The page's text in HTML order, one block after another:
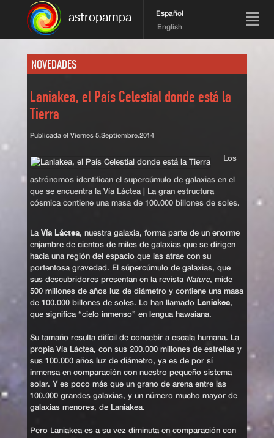
astropampa
Español
English
NOVEDADES
Laniakea, el País Celestial donde está la
Tierra
Publicada el Viernes 5.Septiembre.2014
Los
astrónomos identifican el supercúmulo de galaxias en el
que se encuentra la Vía Láctea | La gran estructura
cósmica contiene una masa de 100.000 billones de soles.
La Vía Láctea, nuestra galaxia, forma parte de un enorme
enjambre de cientos de miles de galaxias que se dirigen
hacia una región del espacio que las atrae con su
portentosa gravedad. El súpercúmulo de galaxias, que
sus descubridores presentan en la revista Nature, mide
500 millones de años luz de diámetro y contiene una masa
de 100.000 billones de soles. Lo han llamado Laniakea,
que significa “cielo inmenso” en lengua hawaiana.
Su tamaño resulta difícil de concebir a escala humana. La
propia Vía Láctea, con sus 200.000 millones de estrellas y
sus 100.000 años luz de diámetro, ya es de por sí
inmensa en comparación con nuestro pequeño sistema
solar. Y es poco más que un grano de arena entre las
100.000 grandes galaxias, y un número mucho mayor de
galaxias menores, de Laniakea.
Pero Laniakea es a su vez diminuta en comparación con